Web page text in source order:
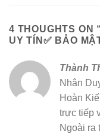
4 THOUGHTS ON “
UY TÍN✅ BẢO
Thành
Nhân
Hoàn
trực tiếp
Ngoài ra